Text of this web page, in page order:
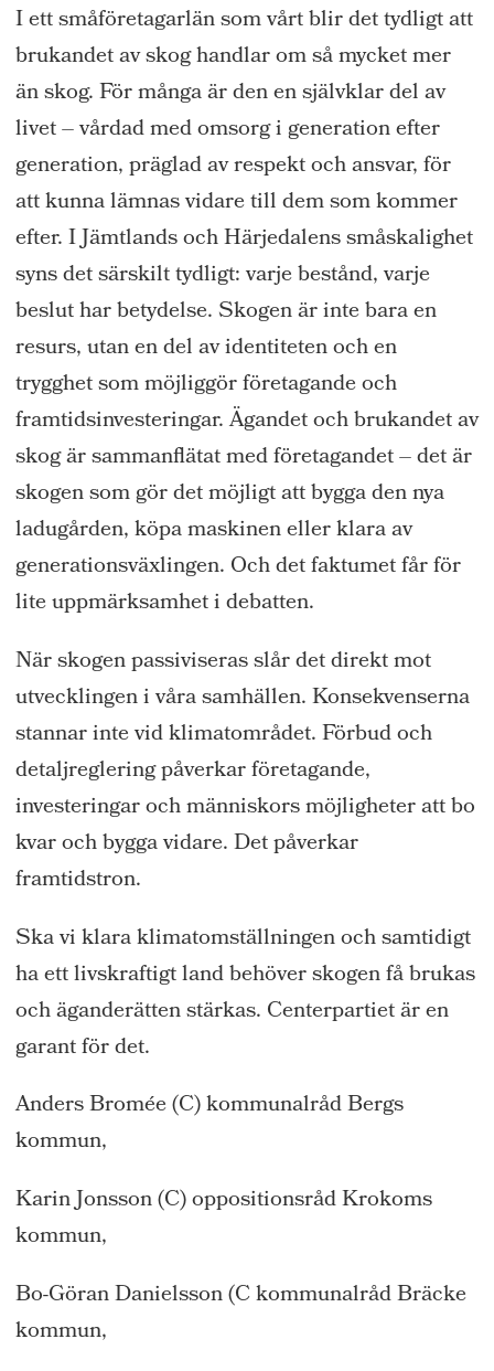
I ett småföretagarlän som vårt blir det tydligt att
brukandet av skog handlar om så mycket mer
än skog. För många är den en självklar del av
livet – vårdad med omsorg i generation efter
generation, präglad av respekt och ansvar, för
att kunna lämnas vidare till dem som kommer
efter. I Jämtlands och Härjedalens småskalighet
syns det särskilt tydligt: varje bestånd, varje
beslut har betydelse. Skogen är inte bara en
resurs, utan en del av identiteten och en
trygghet som möjliggör företagande och
framtidsinvesteringar. Ägandet och brukandet av
skog är sammanflätat med företagandet – det är
skogen som gör det möjligt att bygga den nya
ladugården, köpa maskinen eller klara av
generationsväxlingen. Och det faktumet får för
lite uppmärksamhet i debatten.
När skogen passiviseras slår det direkt mot
utvecklingen i våra samhällen. Konsekvenserna
stannar inte vid klimatområdet. Förbud och
detaljreglering påverkar företagande,
investeringar och människors möjligheter att bo
kvar och bygga vidare. Det påverkar
framtidstron.
Ska vi klara klimatomställningen och samtidigt
ha ett livskraftigt land behöver skogen få brukas
och äganderätten stärkas. Centerpartiet är en
garant för det.
Anders Bromée (C) kommunalråd Bergs
kommun,
Karin Jonsson (C) oppositionsråd Krokoms
kommun,
Bo-Göran Danielsson (C kommunalråd Bräcke
kommun,